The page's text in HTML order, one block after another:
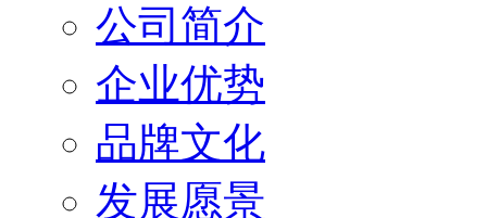
公司简介
企业优势
品牌文化
发展愿景